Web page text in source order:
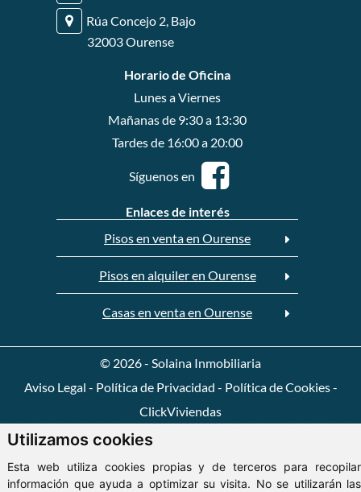
Utilizamos cookies
Esta web utiliza cookies propias y de terceros para recopilar
información que ayuda a optimizar su visita. No se utilizarán las
Rúa Concejo 2, Bajo
32003 Ourense
Horario de Oficina
Lunes a Viernes
Mañanas de 9:30 a 13:30
Tardes de 16:00 a 20:00
Síguenos en
Enlaces de interés
Pisos en venta en Ourense
Pisos en alquiler en Ourense
Casas en venta en Ourense
© 2026 - Solaina Inmobiliaria
Aviso Legal - Política de Privacidad - Política de Cookies-
ClickViviendas